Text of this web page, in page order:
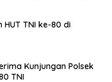
HUT TNI ke-80 di
Kunjungan Polsek